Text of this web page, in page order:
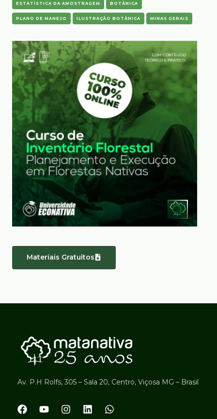
ESTATÍSTICA DA AMOSTRAGEM BOTÂNICA
PLANO DE MANEJO ILUSTRAÇÃO BOTÂNICA MINAS GERAIS
Materiais Gratuitos
Av. P.H Rolfs, 305 – Sala 20, Centro, Viçosa MG – Brasil